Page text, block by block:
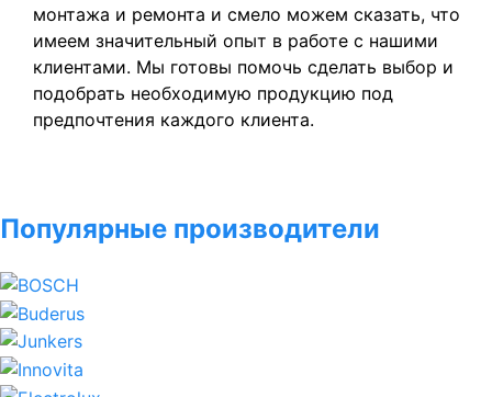
монтажа и ремонта и смело можем сказать, что
имеем значительный опыт в работе с нашими
клиентами. Мы готовы помочь сделать выбор и
подобрать необходимую продукцию под
предпочтения каждого клиента.
Популярные производители